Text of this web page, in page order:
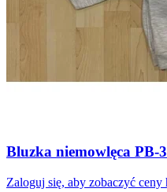
Bluzka niemowlęca PB-
Zaloguj się, aby zobaczyć ceny